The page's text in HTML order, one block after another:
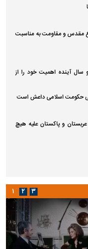
مقدس و مقاومت به مناسبت
سال آینده اهمیت خود را از
حکومت اسلامی داعش است
و پاکستان علیه هیچ
۱ ۲ ۳